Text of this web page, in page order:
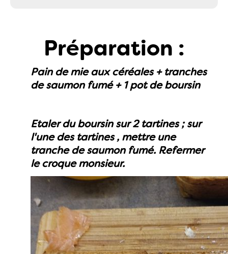
Préparation :
Pain de mie aux céréales + tranches
de saumon fumé + 1 pot de boursin
Etaler du boursin sur 2 tartines ; sur
l'une des tartines , mettre une
tranche de saumon fumé. Refermer
le croque monsieur.